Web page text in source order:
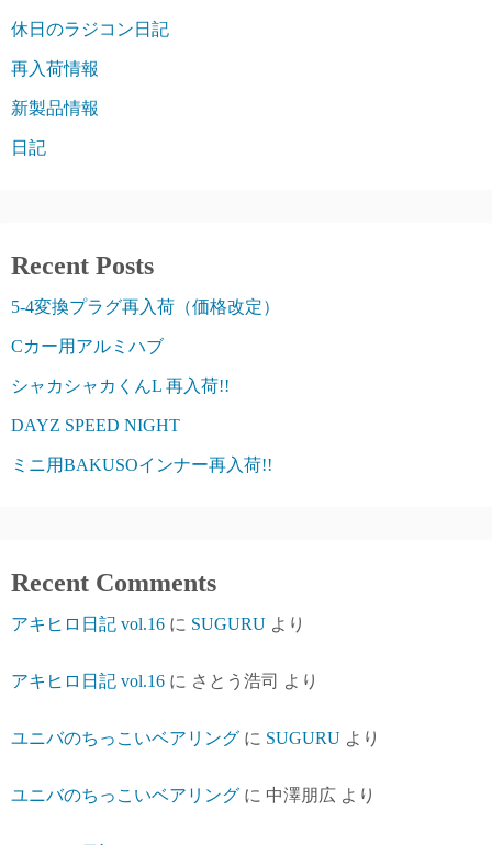
休日のラジコン日記
再入荷情報
新製品情報
日記
Recent Posts
5-4変換プラグ再入荷（価格改定）
Cカー用アルミハブ
シャカシャカくんL 再入荷!!
DAYZ SPEED NIGHT
ミニ用BAKUSOインナー再入荷!!
Recent Comments
アキヒロ日記 vol.16 に SUGURU より
アキヒロ日記 vol.16 に さとう浩司 より
ユニバのちっこいベアリング に SUGURU より
ユニバのちっこいベアリング に 中澤朋広 より